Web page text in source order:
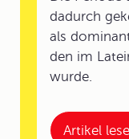
Artikel
dadurch
als
den im
wurde.